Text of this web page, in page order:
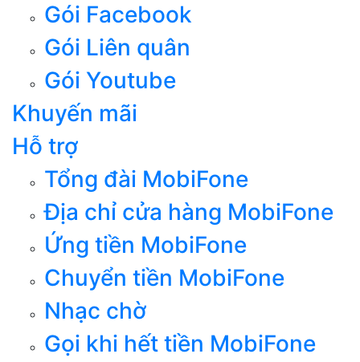
Gói Facebook
Gói Liên quân
Gói Youtube
Khuyến mãi
Hỗ trợ
Tổng đài MobiFone
Địa chỉ cửa hàng MobiFone
Ứng tiền MobiFone
Chuyển tiền MobiFone
Nhạc chờ
Gọi khi hết tiền MobiFone